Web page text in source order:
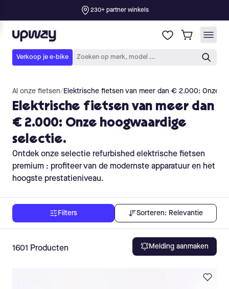
Al onze fietsen/Elektrische fietsen van meer dan € 2.000: Onze
Elektrische fietsen van meer dan
€ 2.000: Onze hoogwaardige
selectie.
Ontdek onze selectie refurbished elektrische fietsen
premium : profiteer van de modernste apparatuur en het
hoogste prestatieniveau.
Filters Sorteren: Relevantie
1601 Producten Melding aanmaken